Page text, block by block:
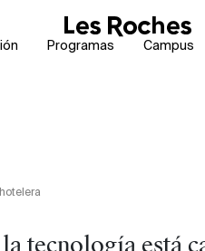
Programas Campus